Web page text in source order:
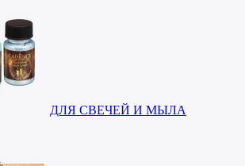
ДЛЯ СВЕЧЕЙ И МЫЛА